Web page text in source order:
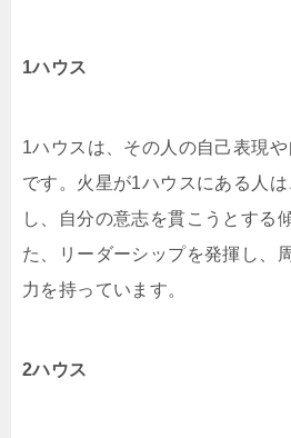
1ハウス
1ハウスは、その人の自己表現
です。火星が1ハウスにある人
し、自分の意志を貫こうとする
た、リーダーシップを発揮し、
力を持っています。
2ハウス